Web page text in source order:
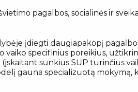
pagalbos, socialinės ir
įdiegti daugiapakopį
specifinius poreikius,
sunkius SUP turinčius
gauna specializuotą mokymą,